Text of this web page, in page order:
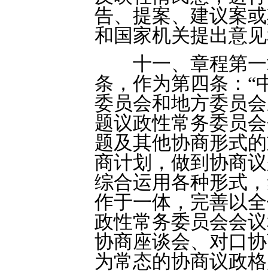
告、提案、建议案
和国家机关提出意
十一、章程第一
条，作为第四条：“
委员会和地方委员
题议政性常务委员
题及其他协商形式
商计划，做到协商
综合运用各种形式
作于一体，完善以
政性常务委员会会
协商座谈会、对口
为常态的协商议政